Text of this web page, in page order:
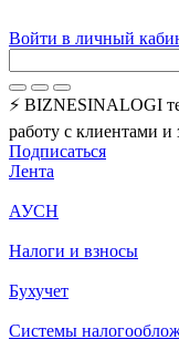
Войти в личный
⚡ BIZNESINALOGI
работу с клиентами
Подписаться
Лента
АУСН
Налоги и взносы
Бухучет
Системы